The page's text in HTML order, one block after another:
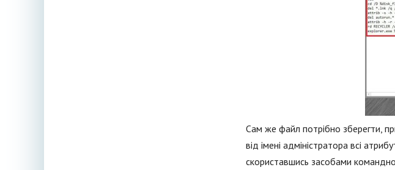
Сам же файл потрібно зберегти,
від імені адміністратора всі
скориставшись засобами